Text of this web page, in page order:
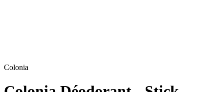
Colonia